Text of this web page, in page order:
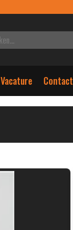
Vacature Contact